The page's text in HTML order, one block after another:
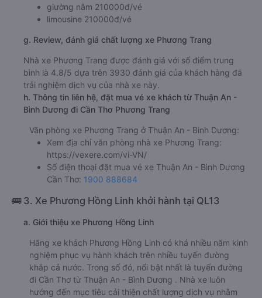
giường nằm 210000đ/vé
limousine 210000đ/vé
g. Review, đánh giá chất lượng xe Phương Trang
Nhà xe Phương Trang được đánh giá với số điểm trung
bình là 4.8/5 dựa trên 3930 đánh giá của khách hàng đã
trải nghiệm dịch vụ của nhà xe này.
h. Thông tin liên hệ, đặt mua vé xe khách từ Thuận An -
Bình Dương đi Cần Thơ Phương Trang
Văn phòng xe Phương Trang ở Thuận An - Bình Dương:
Xem địa chỉ văn phòng nhà xe Phương Trang:
https://vexere.com/vi-VN/
Số điện thoại đặt mua vé xe Thuận An - Bình Dương
Cần Thơ: 1900 888684
🚌 3. Xe Phương Hồng Linh khởi hành tại QL13
a. Giới thiệu xe Phương Hồng Linh
Hãng xe khách Phương Hồng Linh có khá nhiều năm kinh
nghiệm phục vụ hành khách trên nhiều tuyến đường
khắp cả nước. Trong số đó, nổi bật nhất là tuyến đường
đi Cần Thơ từ Thuận An - Bình Dương . Nhà xe luôn
hướng đến mục tiêu cải thiện chất lượng dịch vụ nhằm